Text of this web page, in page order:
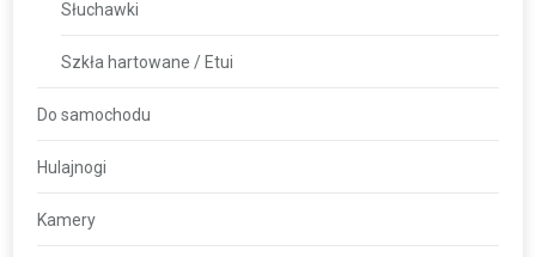
Słuchawki
Szkła hartowane / Etui
Do samochodu
Hulajnogi
Kamery